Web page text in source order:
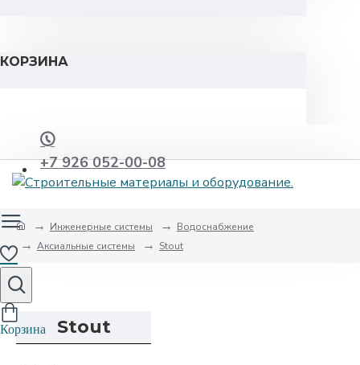
КОРЗИНА
+7 926 052-00-08
Инженерные системы
Водоснабжение
Аксиальные системы
Stout
Stout